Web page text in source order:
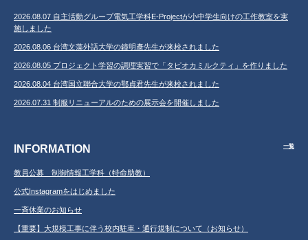
2026.08.07 自主活動グループ電気工学科E-Projectが小中学生向けの工作教室を実
施しました
2026.08.06 台湾文藻外語大学の鐘明彥先生が来校されました
2026.08.05 プロジェクト学習の調理実習で「タピオカミルクティ」を作りました
2026.08.04 台湾国立聯合大学の鄂貞君先生が来校されました
2026.07.31 制服リニューアルのための展示会を開催しました
INFORMATION 一覧
教員公募 制御情報工学科（特命助教）
公式Instagramをはじめました
一斉休業のお知らせ
【重要】大規模工事に伴う校内駐車・通行規制について（お知らせ）